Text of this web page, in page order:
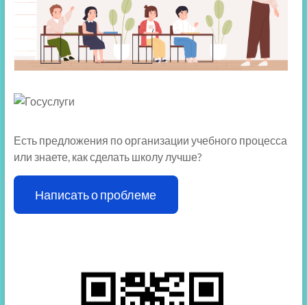
Есть предложения по организации учебного процесса
или знаете, как сделать школу лучше?
Написать о проблеме